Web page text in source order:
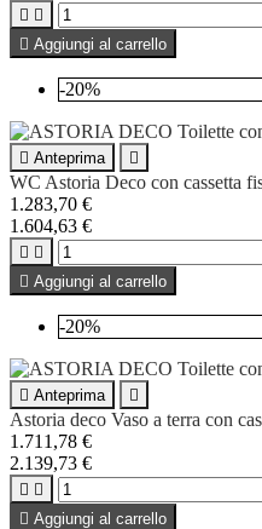
 
 Aggiungi al carrello
-20%
 Anteprima 
WC Astoria Deco con cassetta
1.283,70 €
1.604,63 €
 
 Aggiungi al carrello
-20%
 Anteprima 
Astoria deco Vaso a terra con
1.711,78 €
2.139,73 €
 
 Aggiungi al carrello